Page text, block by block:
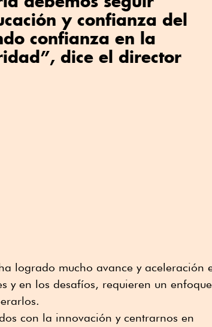
y confianza del
confianza en la
dice el director
logrado mucho avance y aceleración
y en los desafíos, requieren un enfoque
con la innovación y centrarnos en